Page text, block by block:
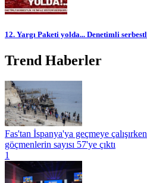
12. Yargı Paketi yolda... Denetimli
Trend Haberler
Fas'tan İspanya'ya geçmeye
göçmenlerin sayısı 57'ye çıktı
1